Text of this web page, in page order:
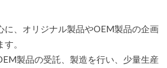
に、オリジナル製品やOEM製品の企画
。
製品の受託、製造を行い、少量生産